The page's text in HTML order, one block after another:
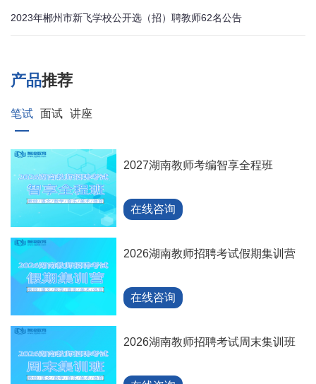
2023年郴州市新飞学校公开选（招）聘教师62名公告
产品推荐
笔试 面试 讲座
2027湖南教师考编智享全程班
在线咨询
2026湖南教师招聘考试假期集训营
在线咨询
2026湖南教师招聘考试周末集训班